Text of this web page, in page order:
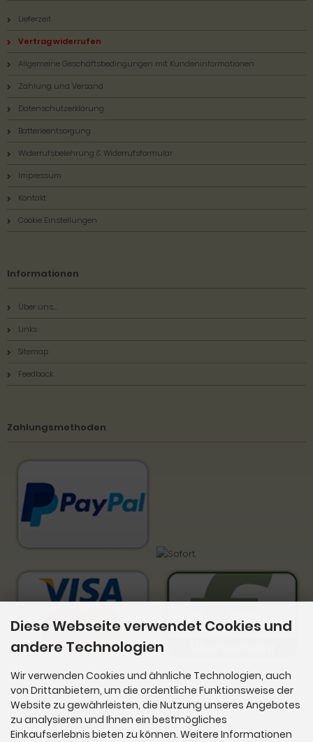
Lieferzeit
Vertrag widerrufen
Allgemeine Geschäftsbedingungen mit Kundeninformationen
Zahlung und Versand
Datenschutzerklärung
Batterieentsorgung
Widerrufsbelehrung & Widerrufsformular
Impressum
Kontakt
Cookie Einstellungen
Informationen
Über uns...
Links
Sitemap
Feedback
Zahlungsmethoden
Newsletter-Anmeldung
Diese Webseite verwendet Cookies und
andere Technologien
Wir verwenden Cookies und ähnliche Technologien, auch
von Drittanbietern, um die ordentliche Funktionsweise der
Website zu gewährleisten, die Nutzung unseres Angebotes
zu analysieren und Ihnen ein bestmögliches
Einkaufserlebnis bieten zu können. Weitere Informationen